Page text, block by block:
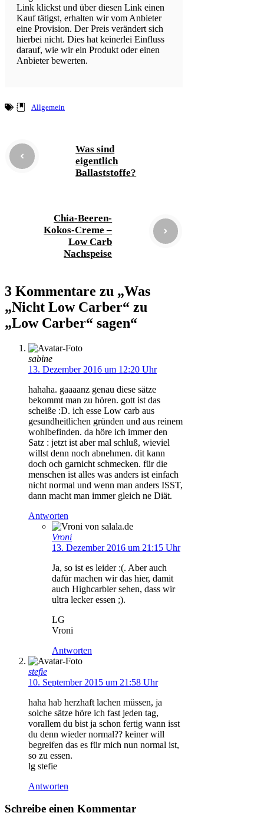
Link klickst und über diesen Link einen
Kauf tätigst, erhalten wir vom Anbieter
eine Provision. Der Preis verändert sich
hierbei nicht. Dies hat keinerlei Einfluss
darauf, wie wir ein Produkt oder einen
Anbieter bewerten.
Allgemein
Was sind
eigentlich
Ballaststoffe?
Chia-Beeren-
Kokos-Creme –
Low Carb
Nachspeise
3 Kommentare zu „Was
„Nicht Low Carber“ zu
„Low Carber“ sagen“
sabine
13. Dezember 2016 um 12:20 Uhr
hahaha. gaaaanz genau diese sätze
bekommt man zu hören. gott ist das
scheiße :D. ich esse Low carb aus
gesundheitlichen gründen und aus reinem
wohlbefinden. da höre ich immer den
Satz : jetzt ist aber mal schluß, wieviel
willst denn noch abnehmen. dit kann
doch och garnicht schmecken. für die
menschen ist alles was anders ist einfach
nicht normal und wenn man anders ISST,
dann macht man immer gleich ne Diät.
Antworten
Vroni
13. Dezember 2016 um 21:15 Uhr
Ja, so ist es leider :(. Aber auch
dafür machen wir das hier, damit
auch Highcarbler sehen, dass wir
ultra lecker essen ;).
LG
Vroni
Antworten
stefie
10. September 2015 um 21:58 Uhr
haha hab herzhaft lachen müssen, ja
solche sätze höre ich fast jeden tag,
vorallem du bist ja schon fertig wann isst
du denn wieder normal?? keiner will
begreifen das es für mich nun normal ist,
so zu essen.
lg stefie
Antworten
Schreibe einen Kommentar